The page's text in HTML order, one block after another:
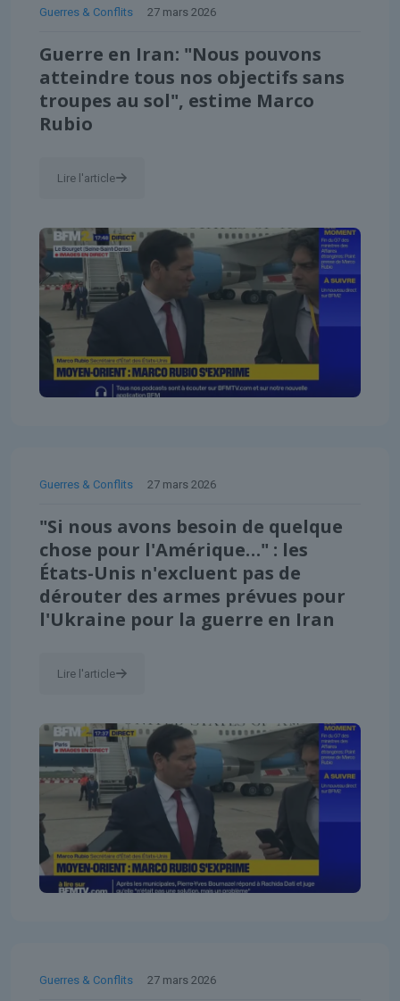
Guerres & Conflits 27 mars 2026
Guerre en Iran: "Nous pouvons
atteindre tous nos objectifs sans
troupes au sol", estime Marco
Rubio
Lire l'article
Guerres & Conflits 27 mars 2026
"Si nous avons besoin de quelque
chose pour l'Amérique…" : les
États-Unis n'excluent pas de
dérouter des armes prévues pour
l'Ukraine pour la guerre en Iran
Lire l'article
Guerres & Conflits 27 mars 2026